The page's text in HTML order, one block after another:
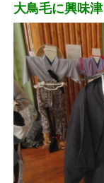
大鳥毛に興味津